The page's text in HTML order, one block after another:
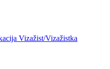
Vizažist/Vizažistka